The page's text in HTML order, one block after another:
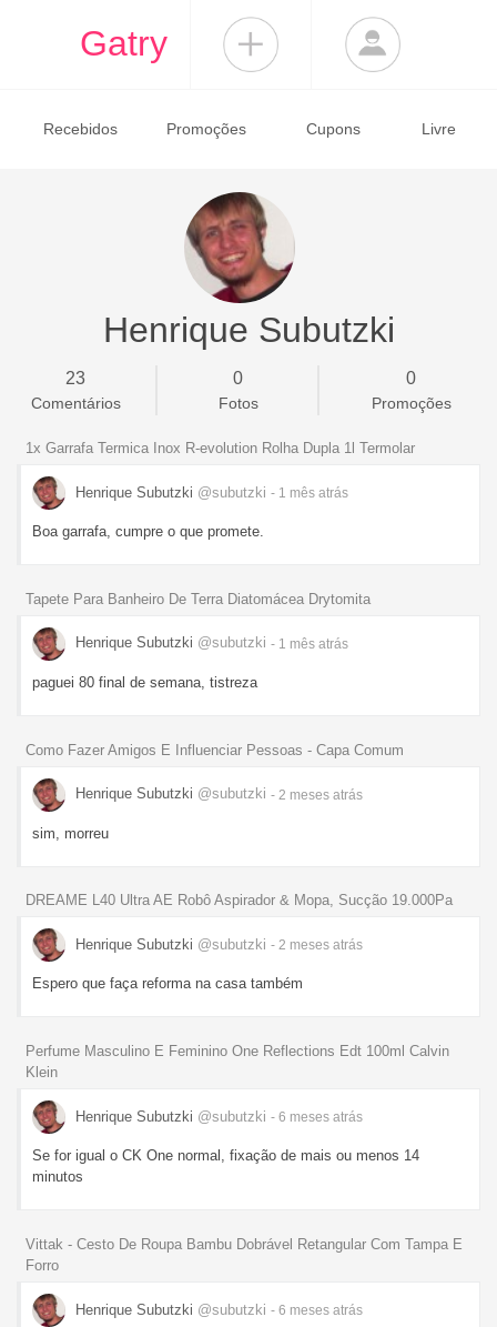
Gatry
Recebidos Promoções Cupons Livre
Henrique Subutzki
23
Comentários
0
Fotos
0
Promoções
1x Garrafa Termica Inox R-evolution Rolha Dupla 1l Termolar
Henrique Subutzki @subutzki - 1 mês atrás
Boa garrafa, cumpre o que promete.
Tapete Para Banheiro De Terra Diatomácea Drytomita
Henrique Subutzki @subutzki - 1 mês atrás
paguei 80 final de semana, tistreza
Como Fazer Amigos E Influenciar Pessoas - Capa Comum
Henrique Subutzki @subutzki - 2 meses atrás
sim, morreu
DREAME L40 Ultra AE Robô Aspirador & Mopa, Sucção 19.000Pa
Henrique Subutzki @subutzki - 2 meses atrás
Espero que faça reforma na casa também
Perfume Masculino E Feminino One Reflections Edt 100ml Calvin
Klein
Henrique Subutzki @subutzki - 6 meses atrás
Se for igual o CK One normal, fixação de mais ou menos 14
minutos
Vittak - Cesto De Roupa Bambu Dobrável Retangular Com Tampa E
Forro
Henrique Subutzki @subutzki - 6 meses atrás